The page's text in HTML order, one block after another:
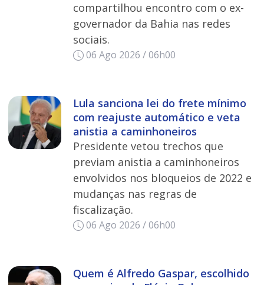
compartilhou encontro com o ex-
governador da Bahia nas redes
sociais.
06 Ago 2026 / 06h00
Lula sanciona lei do frete mínimo
com reajuste automático e veta
anistia a caminhoneiros
Presidente vetou trechos que
previam anistia a caminhoneiros
envolvidos nos bloqueios de 2022 e
mudanças nas regras de
fiscalização.
06 Ago 2026 / 06h00
Quem é Alfredo Gaspar, escolhido